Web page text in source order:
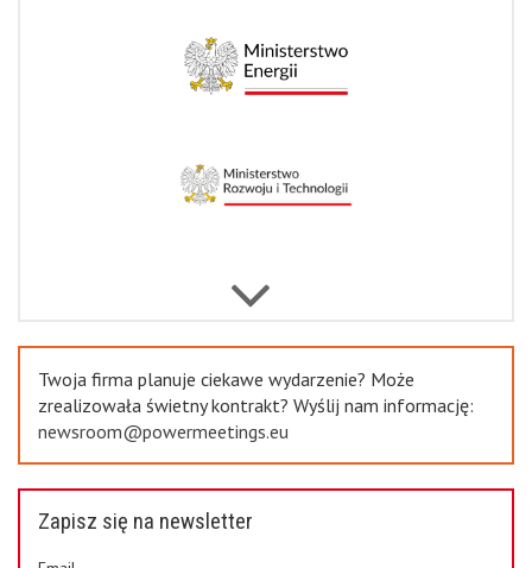
Twoja firma planuje ciekawe wydarzenie? Może
zrealizowała świetny kontrakt? Wyślij nam informację:
newsroom@powermeetings.eu
Zapisz się na newsletter